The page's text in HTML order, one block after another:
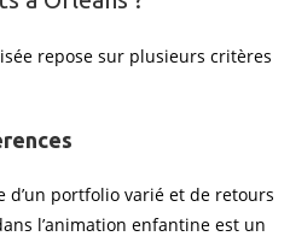
repose sur plusieurs critères
d’un portfolio varié et de retours
l’animation enfantine est un